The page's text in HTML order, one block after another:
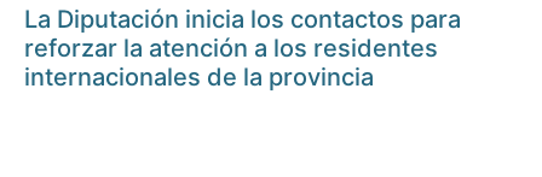
La Diputación inicia los contactos para
reforzar la atención a los residentes
internacionales de la provincia